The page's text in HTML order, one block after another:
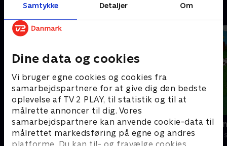
Samtykke Detaljer Om
Dine data og cookies
Vi bruger egne cookies og cookies fra
samarbejdspartnere for at give dig den bedste
oplevelse af TV 2 PLAY, til statistik og til at
målrette annoncer til dig. Vores
samarbejdspartnere kan anvende cookie-data til
målrettet markedsføring på egne og andres
platforme. Du kan til- og fravælge cookies
Andre så også
Masha og bjørnen
Børneserier • 3 sæsoner
Mashas
Børneserier • 1